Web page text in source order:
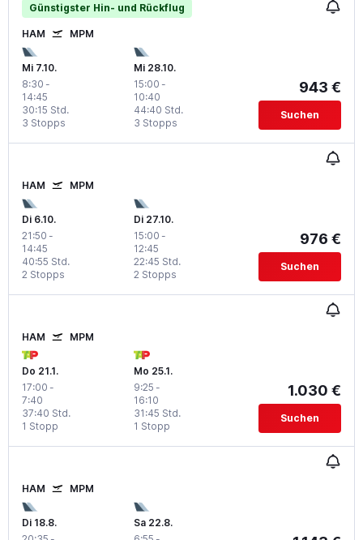
Günstigster Hin- und Rückflug
HAM MPM
Mi 7.10.
8:30 -
14:45
3 Stopps
30:15 Std.
Mi 28.10.
15:00 -
10:40
3 Stopps
44:40 Std.
943 €
Suchen
HAM MPM
Di 6.10.
21:50 -
14:45
2 Stopps
40:55 Std.
Di 27.10.
15:00 -
12:45
2 Stopps
22:45 Std.
976 €
Suchen
HAM MPM
Do 21.1.
17:00 -
7:40
1 Stopp
37:40 Std.
Mo 25.1.
9:25 -
16:10
1 Stopp
31:45 Std.
1.030 €
Suchen
HAM MPM
Di 18.8.
Sa 22.8.